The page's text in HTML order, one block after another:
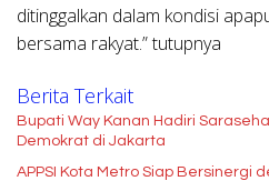
ditinggalkan dalam kondisi
bersama rakyat.” tutupnya
Berita Terkait
Bupati Way Kanan Hadiri
Demokrat di Jakarta
APPSI Kota Metro Siap Bersinergi